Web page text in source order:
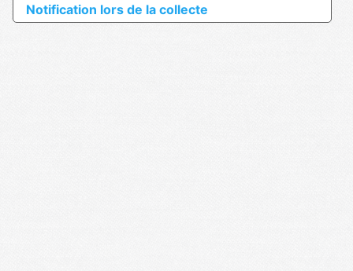
Notification lors de la collecte